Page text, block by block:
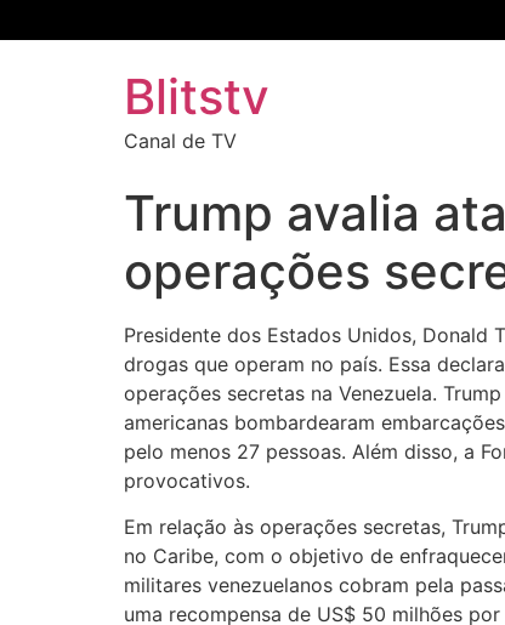
Blitstv
Canal de TV
Trump avalia
operações
Presidente dos Estados Unidos, Donald
drogas que operam no país. Essa
operações secretas na Venezuela.
americanas bombardearam
pelo menos 27 pessoas. Além disso, a
provocativos.
Em relação às operações secretas,
no Caribe, com o objetivo de
militares venezuelanos cobram pela
uma recompensa de US$ 50 milhões